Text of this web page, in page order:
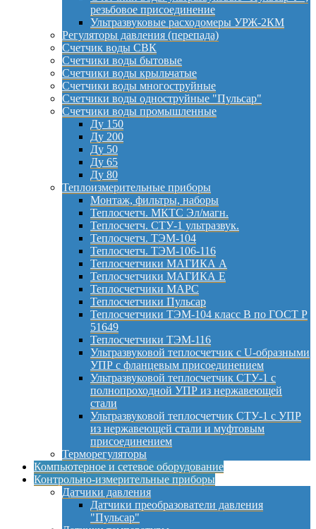
резьбовое присоединение
Ультразвуковые расходомеры УРЖ-2КМ
Регуляторы давления (перепада)
Счетчик воды СВК
Счетчики воды бытовые
Счетчики воды крыльчатые
Счетчики воды многоструйные
Счетчики воды одноструйные "Пульсар"
Счетчики воды промышленные
Ду 150
Ду 200
Ду 50
Ду 65
Ду 80
Теплоизмерительные приборы
Монтаж, фильтры, наборы
Теплосчетч. МКТС Эл/магн.
Теплосчетч. СТУ-1 ультразвук.
Теплосчетч. ТЭМ-104
Теплосчетч. ТЭМ-106-116
Теплосчетчики МАГИКА А
Теплосчетчики МАГИКА Е
Теплосчетчики МАРС
Теплосчетчики Пульсар
Теплосчетчики ТЭМ-104 класс B по ГОСТ Р
51649
Теплосчетчики ТЭМ-116
Ультразвуковой теплосчетчик с U-образными
УПР с фланцевым присоединением
Ультразвуковой теплосчетчик СТУ-1 с
полнопроходной УПР из нержавеющей
стали
Ультразвуковой теплосчетчик СТУ-1 с УПР
из нержавеющей стали и муфтовым
присоединением
Терморегуляторы
Компьютерное и сетевое оборудование
Контрольно-измерительные приборы
Датчики давления
Датчики преобразователи давления
"Пульсар"